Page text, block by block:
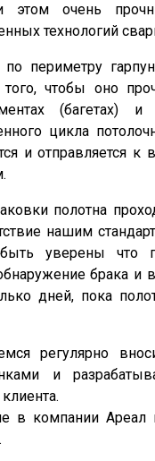
этом очень
технологий
по периметру
чтобы оно
(багетах) и
цикла
и отправляется к
полотна
нашим
уверены что
брака и
дней, пока
регулярно
и
в компании